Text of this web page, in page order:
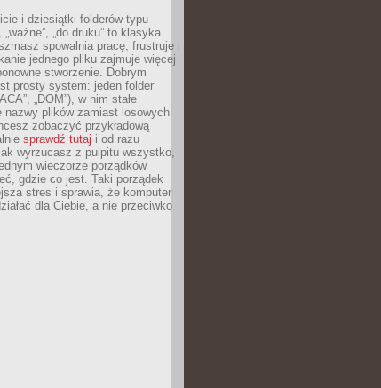
i dziesiątki folderów typu
„ważne”, „do druku” to klasyka.
spowalnia pracę, frustruje i
jednego pliku zajmuje więcej
stworzenie. Dobrym
prosty system: jeden folder
„DOM”), w nim stałe
nazwy plików zamiast losowych
zobaczyć przykładową
sprawdź tutaj i od razu
wyrzucasz z pulpitu wszystko,
wieczorze porządków
gdzie co jest. Taki porządek
stres i sprawia, że komputer
dla Ciebie, a nie przeciwko